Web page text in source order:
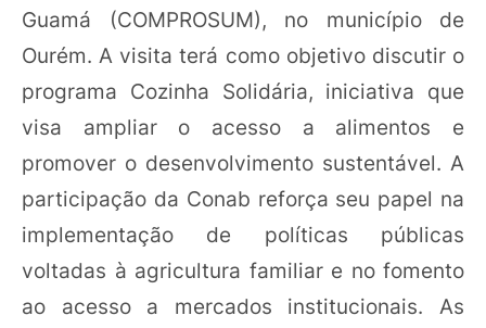
Guamá (COMPROSUM), no município de
Ourém. A visita terá como objetivo discutir o
programa Cozinha Solidária, iniciativa que
visa ampliar o acesso a alimentos e
promover o desenvolvimento sustentável. A
participação da Conab reforça seu papel na
implementação de políticas públicas
voltadas à agricultura familiar e no fomento
ao acesso a mercados institucionais. As